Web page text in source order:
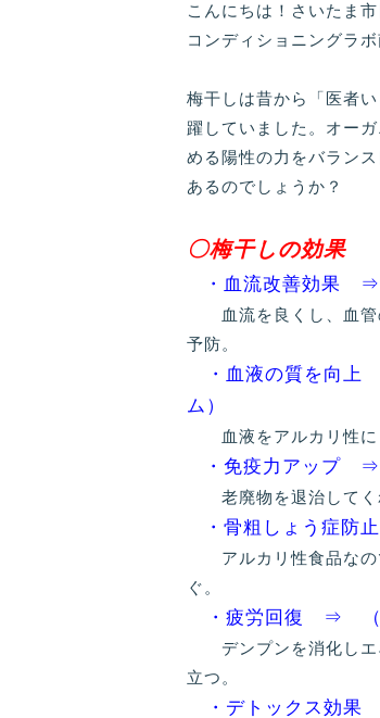
こんにちは！さいたま
コンディショニングラ
梅干しは昔から「医者
躍していました。オー
める陽性の力をバラン
あるのでしょうか？
〇梅干しの効果
・血流改善効果
血流を良くし、血管
予防。
・血液の質を向上
ム）
血液をアルカリ性に
・免疫力アップ
老廃物を退治してく
・骨粗しょう症
アルカリ性食品なの
ぐ。
・疲労回復 ⇒ （
デンプンを消化しエ
立つ。
・デトックス効果